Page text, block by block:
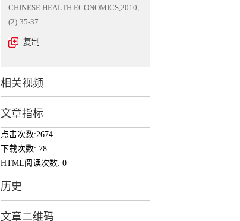
CHINESE HEALTH ECONOMICS,2010,
(2):35-37.
复制
相关视频
文章指标
点击次数:2674
下载次数: 78
HTML阅读次数: 0
历史
文章二维码